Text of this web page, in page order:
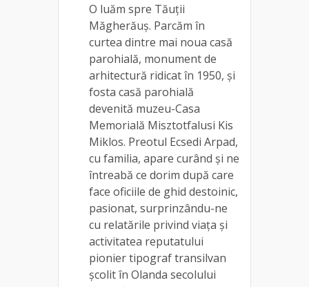
O luăm spre Tăuții
Măgherăuș. Parcăm în
curtea dintre mai noua casă
parohială, monument de
arhitectură ridicat în 1950, și
fosta casă parohială
devenită muzeu-Casa
Memorială Misztotfalusi Kis
Miklos. Preotul Ecsedi Arpad,
cu familia, apare curând și ne
întreabă ce dorim după care
face oficiile de ghid destoinic,
pasionat, surprinzându-ne
cu relatările privind viața și
activitatea reputatului
pionier tipograf transilvan
școlit în Olanda secolului